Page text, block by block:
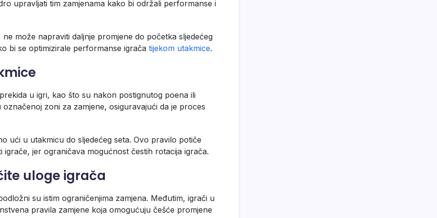
upravljati tim zamjenama kako bi održali performanse i
može napraviti daljnje promjene do početka sljedećeg
bi se optimizirale performanse igrača tijekom utakmice.
u igri, kao što su nakon postignutog poena ili
zoni za zamjene, osiguravajući da je proces
ući u utakmicu do sljedećeg seta. Ovo pravilo potiče
jer ograničava mogućnost čestih rotacija igrača.
uloge igrača
su istim ograničenjima zamjena. Međutim, igrači u
pravila zamjene koja omogućuju češće promjene